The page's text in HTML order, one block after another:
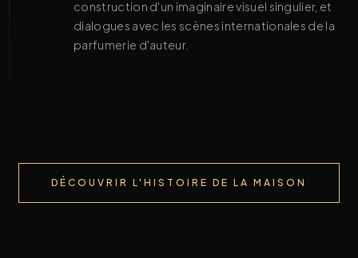
construction d'un imaginaire visuel singulier, et
dialogues avec les scènes internationales de la
parfumerie d'auteur.
DÉCOUVRIR L'HISTOIRE DE LA MAISON